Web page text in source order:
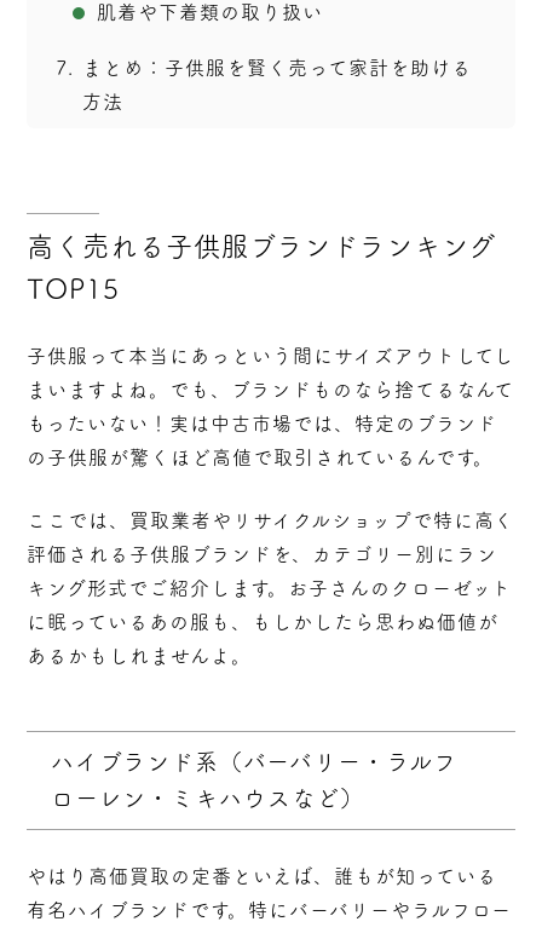
肌着や下着類の取り扱い
7
まとめ：子供服を賢く売って家計を助ける
方法
高く売れる子供服ブランドランキング
TOP15
子供服って本当にあっという間にサイズアウトしてし
まいますよね。でも、ブランドものなら捨てるなんて
もったいない！実は中古市場では、特定のブランド
の子供服が驚くほど高値で取引されているんです。
ここでは、買取業者やリサイクルショップで特に高く
評価される子供服ブランドを、カテゴリー別にラン
キング形式でご紹介します。お子さんのクローゼット
に眠っているあの服も、もしかしたら思わぬ価値が
あるかもしれませんよ。
ハイブランド系（バーバリー・ラルフ
ローレン・ミキハウスなど）
やはり高価買取の定番といえば、誰もが知っている
有名ハイブランド です。特にバーバリーやラルフロー